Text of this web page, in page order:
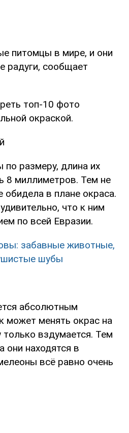
питомцы в мире, и они
радуги, сообщает
топ-10 фото
окраской.
размеру, длина их
8 миллиметров. Тем не
обидела в плане окраса.
что к ним
по всей Евразии.
забавные животные,
шубы
абсолютным
может менять окрас на
вздумается. Тем
они находятся в
всё равно очень